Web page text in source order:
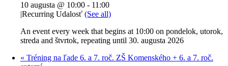
10 augusta @ 10:00 - 11:00
|Recurring Udalosť (See all)
An event every week that begins at 10:00 on pondelok, utorok,
streda and štvrtok, repeating until 30. augusta 2026
« Tréning na ľade 6. a 7. roč. ZŠ Komenského + 6. a 7. roč.